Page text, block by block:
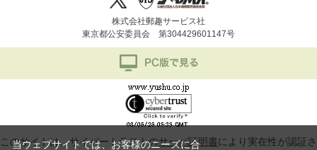
株式会社郵趣サービス社
東京都公安委員会 第304429601147号
このサイトは、サイバートラストのサーバ証明書により実在性が認証さ
当ウェブサイトでは、お客様のニーズに合